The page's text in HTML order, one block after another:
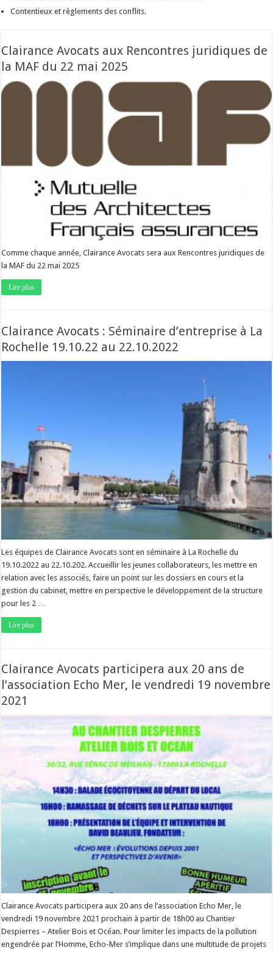
Contentieux et règlements des conflits.
Clairance Avocats aux Rencontres juridiques de
la MAF du 22 mai 2025
Comme chaque année, Clairance Avocats sera aux Rencontres juridiques de
la MAF du 22 mai 2025
Lire plus
Clairance Avocats : Séminaire d’entreprise à La
Rochelle 19.10.22 au 22.10.2022
Les équipes de Clairance Avocats sont en séminaire à La Rochelle du
19.10.2022 au 22.10.202. Accueillir les jeunes collaborateurs, les mettre en
relation avec les associés, faire un point sur les dossiers en cours et la
gestion du cabinet, mettre en perspective le développement de la structure
pour les 2 …
Lire plus
Clairance Avocats participera aux 20 ans de
l’association Echo Mer, le vendredi 19 novembre
2021
Clairance Avocats participera aux 20 ans de l’association Echo Mer, le
vendredi 19 novembre 2021 prochain à partir de 18h00 au Chantier
Despierres – Atelier Bois et Océan. Pour limiter les impacts de la pollution
engendrée par l’Homme, Echo-Mer s’implique dans une multitude de projets